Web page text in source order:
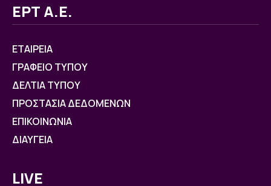
ΕΡΤ Α.Ε.
ΕΤΑΙΡΕΙΑ
ΓΡΑΦΕΙΟ ΤΥΠΟΥ
ΔΕΛΤΙΑ ΤΥΠΟΥ
ΠΡΟΣΤΑΣΙΑ ΔΕΔΟΜΕΝΩΝ
ΕΠΙΚΟΙΝΩΝΙΑ
ΔΙΑΥΓΕΙΑ
LIVE